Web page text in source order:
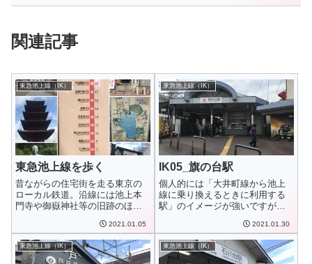
関連記事
東急池上線（IK）
東急池上線を歩く
昔ながらの住宅街を走る東京の
ローカル鉄道。沿線には池上本
門寺や御嶽神社等の旧跡のほ
2021.01.05
東急池上線（IK）
IK05_旗の台駅
個人的には「大井町線から池上
線に乗り換えるときに利用する
駅」のイメージが強いですが、
2021.01.30
東急池上線（IK） 東急池上線（IK）